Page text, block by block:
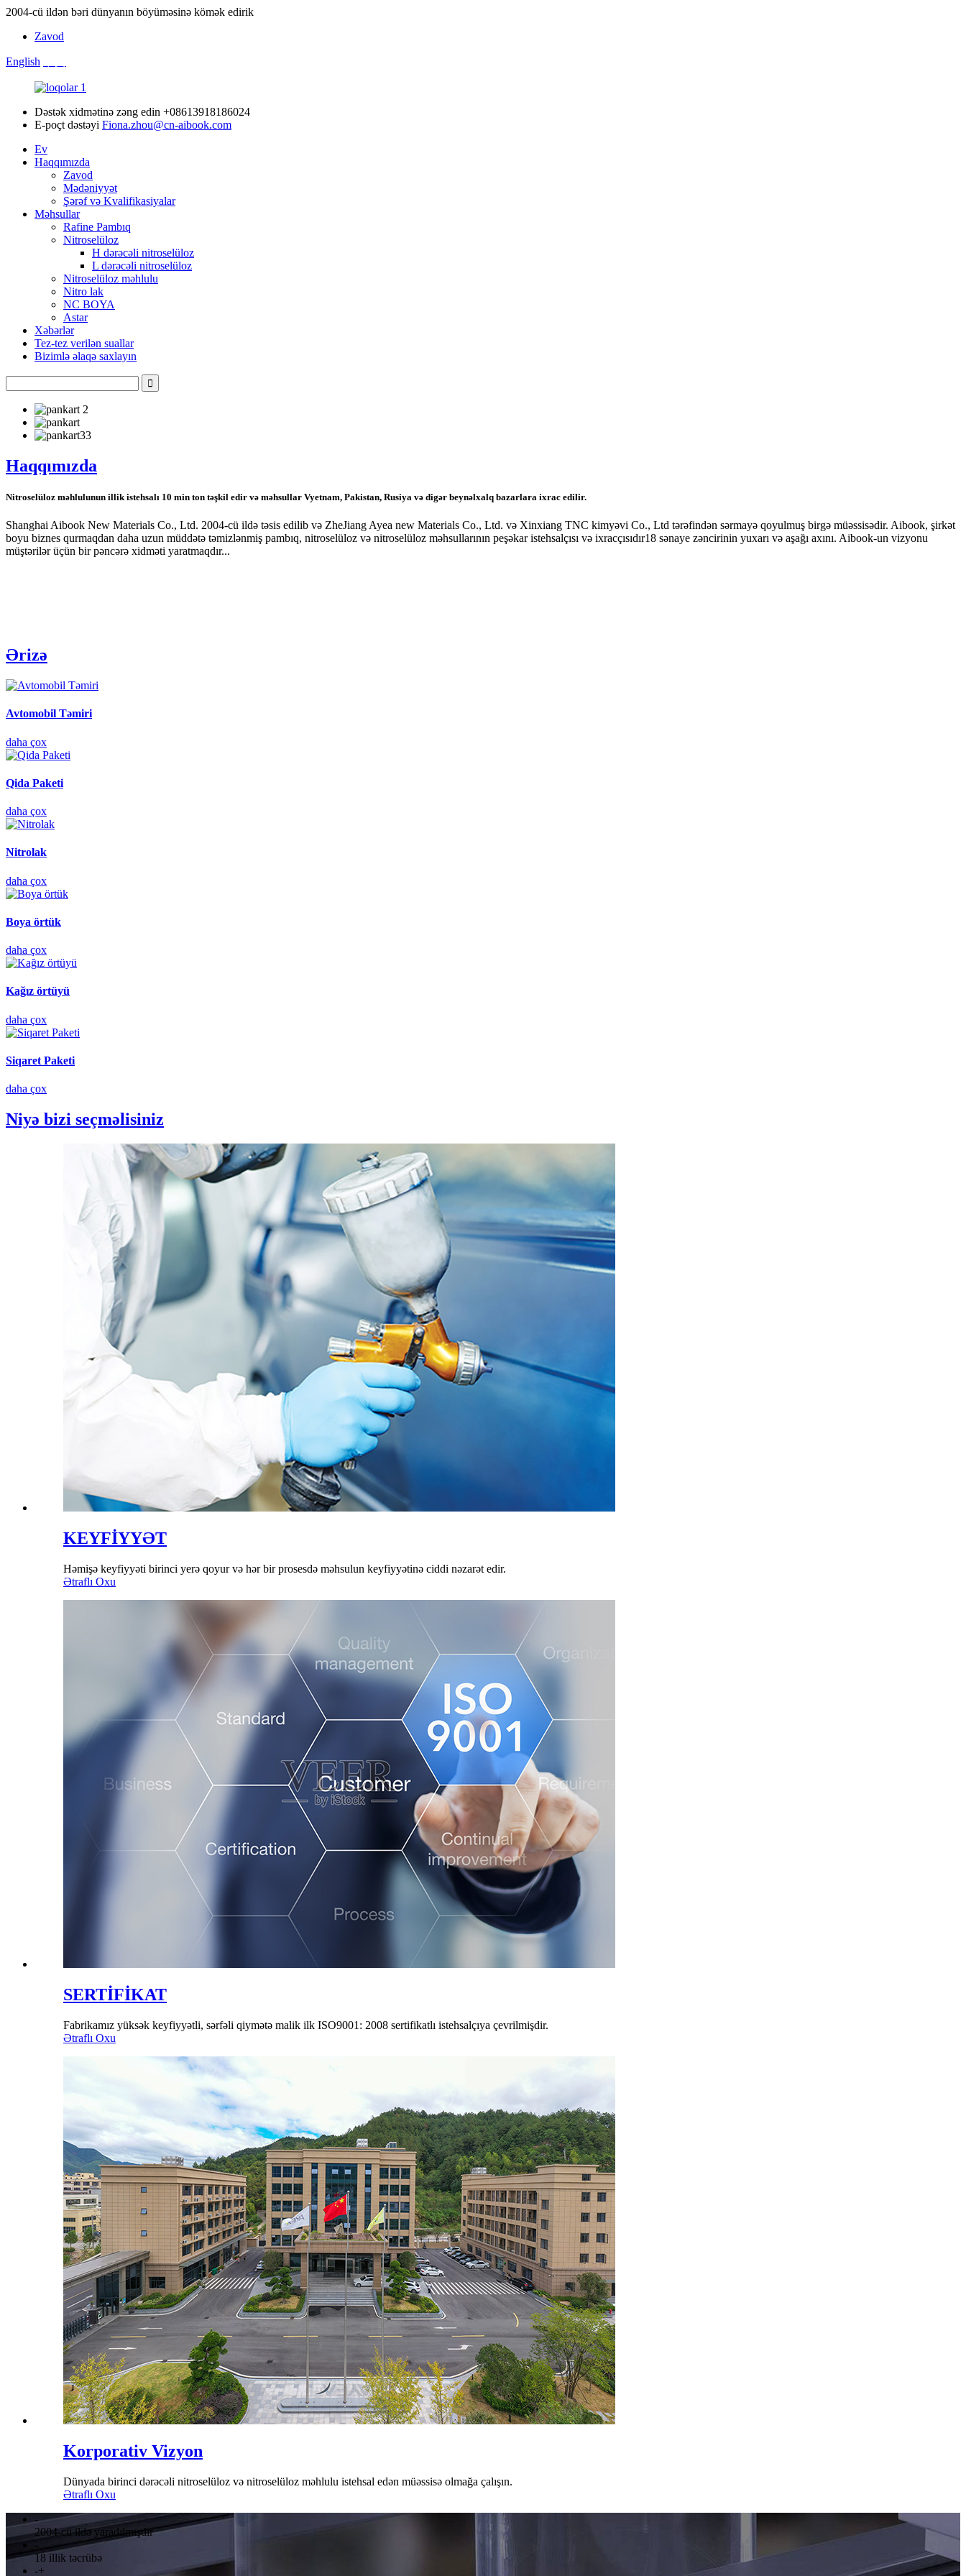
2004-cü ildən bəri dünyanın böyüməsinə kömək edirik
Zavod
English
Dəstək xidmətinə zəng edin +08613918186024
E-poçt dəstəyi Fiona.zhou@cn-aibook.com
Ev
Haqqımızda
Zavod
Mədəniyyət
Şərəf və Kvalifikasiyalar
Məhsullar
Rafine Pambıq
Nitroselüloz
H dərəcəli nitroselüloz
L dərəcəli nitroselüloz
Nitroselüloz məhlulu
Nitro lak
NC BOYA
Astar
Xəbərlər
Tez-tez verilən suallar
Bizimlə əlaqə saxlayın
Haqqımızda
Nitroselüloz məhlulunun illik istehsalı 10 min ton təşkil edir və məhsullar Vyetnam, Pakistan, Rusiya və digər beynəlxalq bazarlara ixrac edilir.
Shanghai Aibook New Materials Co., Ltd. 2004-cü ildə təsis edilib və ZheJiang Ayea new Materials Co., Ltd. və Xinxiang TNC kimyəvi Co., Ltd tərəfindən sərmayə qoyulmuş birgə müəssisədir. Aibook, şirkət
boyu biznes qurmaqdan daha uzun müddətə təmizlənmiş pambıq, nitroselüloz və nitroselüloz məhsullarının peşəkar istehsalçısı və ixracçısıdır18 sənaye zəncirinin yuxarı və aşağı axını. Aibook-un vizyonu
müştərilər üçün bir pəncərə xidməti yaratmaqdır...
Ərizə
Avtomobil Təmiri
daha çox
Qida Paketi
daha çox
Nitrolak
daha çox
Boya örtük
daha çox
Kağız örtüyü
daha çox
Siqaret Paketi
daha çox
Niyə bizi seçməlisiniz
KEYFİYYƏT
Həmişə keyfiyyəti birinci yerə qoyur və hər bir prosesdə məhsulun keyfiyyətinə ciddi nəzarət edir.
Ətraflı Oxu
SERTİFİKAT
Fabrikamız yüksək keyfiyyətli, sərfəli qiymətə malik ilk ISO9001: 2008 sertifikatlı istehsalçıya çevrilmişdir.
Ətraflı Oxu
Korporativ Vizyon
Dünyada birinci dərəcəli nitroselüloz və nitroselüloz məhlulu istehsal edən müəssisə olmağa çalışın.
Ətraflı Oxu
-
2004-cü ildə yaradılmışdır
-
18 illik təcrübə
-+